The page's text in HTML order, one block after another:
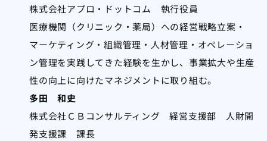
株式会社アプロ・ドットコム 執行役員
医療機関（クリニック・薬局）への経営戦略立案・
マーケティング・組織管理・人材管理・オペレーショ
ン管理を実践してきた経験を生かし、事業拡大や生産
性の向上に向けたマネジメントに取り組む。
多田 和史
株式会社ＣＢコンサルティング 経営支援部 人財開
発支援課 課長